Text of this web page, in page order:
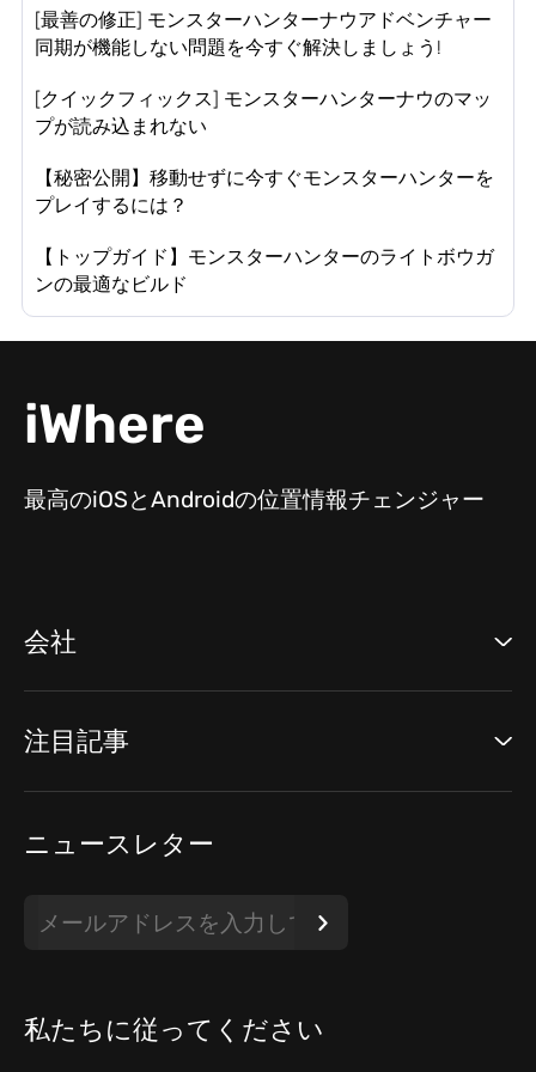
[最善の修正] モンスターハンターナウアドベンチャー
同期が機能しない問題を今すぐ解決しましょう!
[クイックフィックス] モンスターハンターナウのマッ
プが読み込まれない
【秘密公開】移動せずに今すぐモンスターハンターを
プレイするには？
【トップガイド】モンスターハンターのライトボウガ
ンの最適なビルド
iWhere
最高のiOSとAndroidの位置情報チェンジャー
会社
注目記事
ニュースレター
私たちに従ってください